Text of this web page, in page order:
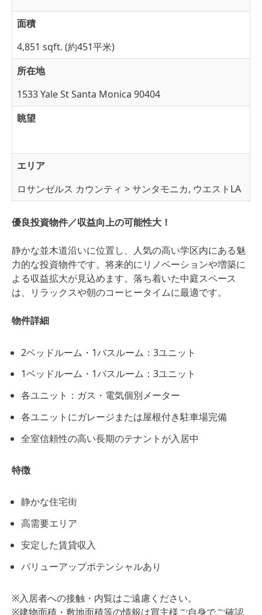
面積
4,851 sqft. (約451平米)
所在地
1533 Yale St Santa Monica 90404
眺望
エリア
ロサンゼルス カウンティ > サンタモニカ, ウエストLA
優良投資物件／収益向上の可能性大！
静かな並木道沿いに位置し、人気の高い学区内にある魅
力的な投資物件です。将来的にリノベーションや増築に
よる収益拡大が見込めます。落ち着いた中庭スペース
は、リラックスや朝のコーヒータイムに最適です。
物件詳細
2ベッドルーム・1バスルーム：3ユニット
1ベッドルーム・1バスルーム：3ユニット
各ユニット：ガス・電気個別メーター
各ユニットにガレージまたは屋根付き駐車場完備
全室信頼性の高い長期のテナントが入居中
特徴
静かな住宅街
高需要エリア
安定した賃貸収入
バリューアップポテンシャルあり
※入居者への接触・内覧はご遠慮ください。
※建物面積・敷地面積等の情報は買主様ご自身でご確認